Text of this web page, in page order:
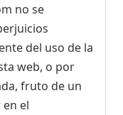
no se
del uso de la
web, o por
fruto de un
el